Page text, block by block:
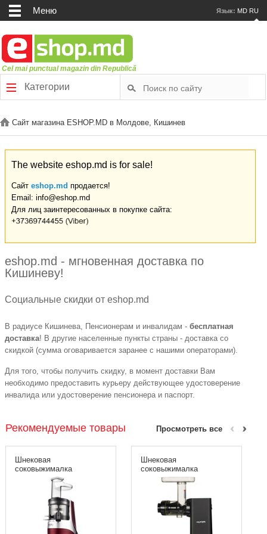
Меню Язык: MD RU
Cel mai punctual magazin din Republică
Категории
Сайт магазина ESHOP.MD в Молдове, Кишинев
The website eshop.md is for sale!
Сайт eshop.md продается!
Email: info@eshop.md
Для лиц заинтересованных в покупке сайта:
eshop.md - мгновенная доставка по
Кишиневу!
Социальные скидки от eshop.md
В радиусе Кишинева, Пенсионерам и инвалидам - бесплатная
доставка! В другие населенные пункты страны - доставка со
скидкой (сумма оговаривается заранее с нашими операторами).
Для того, чтобы получить скидку, в момент доставки Вам
необходимо предоставить курьеру действующее удостоверение
инвалида или удостоверение пенсионера и паспорт.
Просмотреть все
Рекомендуемые товары
Шнековая
соковыжималка
Шнековая
соковыжималка